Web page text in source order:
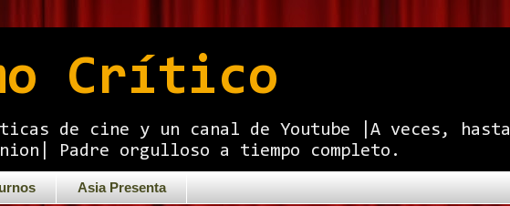
Crítico
de cine y un canal de Youtube |A veces, hasta
Padre orgulloso a tiempo completo.
Asia Presenta